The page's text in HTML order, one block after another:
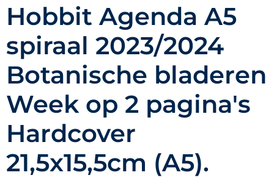
Hobbit Agenda A5
spiraal 2023/2024
Botanische bladeren
Week op 2 pagina's
Hardcover
21,5x15,5cm (A5).